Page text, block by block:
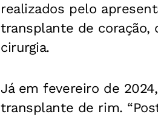
realizados pelo
transplante de coração,
cirurgia.
Já em fevereiro de
transplante de rim.